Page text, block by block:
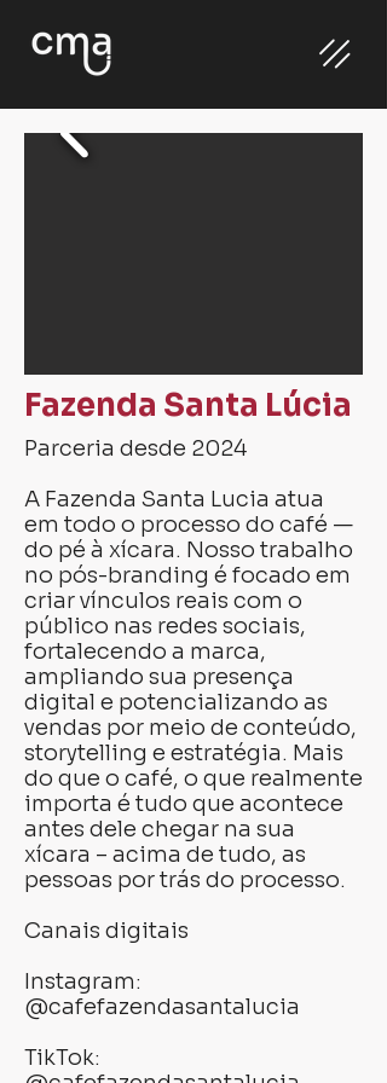
Fazenda Santa Lúcia
Parceria desde 2024
A Fazenda Santa Lucia atua
em todo o processo do café —
do pé à xícara. Nosso trabalho
no pós-branding é focado em
criar vínculos reais com o
público nas redes sociais,
fortalecendo a marca,
ampliando sua presença
digital e potencializando as
vendas por meio de conteúdo,
storytelling e estratégia. Mais
do que o café, o que realmente
importa é tudo que acontece
antes dele chegar na sua
xícara – acima de tudo, as
pessoas por trás do processo.
Canais digitais
Instagram:
@cafefazendasantalucia
TikTok: